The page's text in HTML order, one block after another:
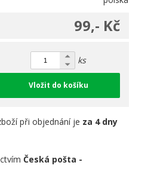
99,- Kč
ks
Vložit do košíku
při objednání je za 4 dny
Česká pošta -